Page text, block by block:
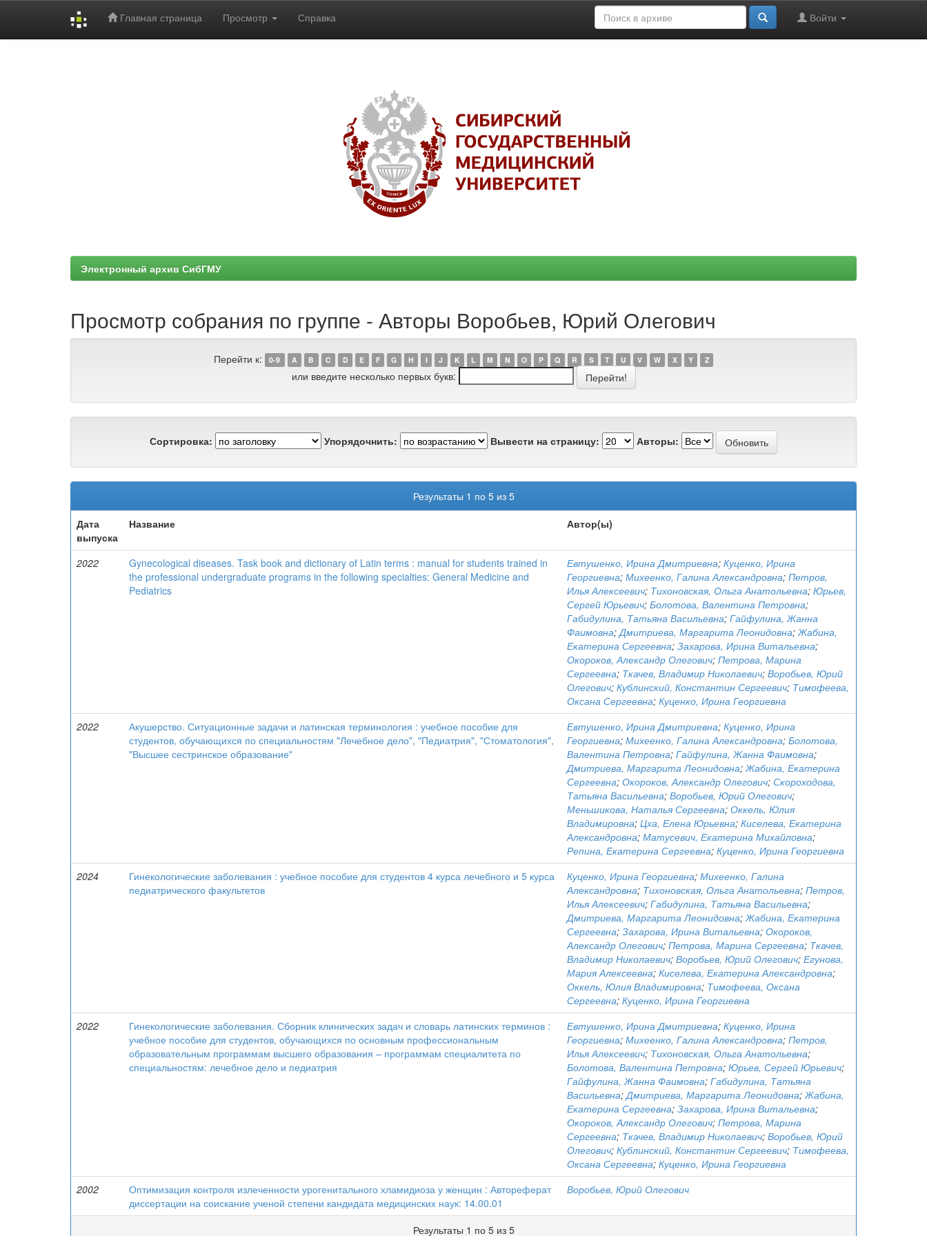
Главная страница Просмотр Справка Войти
Электронный архив СибГМУ
Просмотр собрания по группе - Авторы Воробьев, Юрий Олегович
Перейти к: 0-9 A B C D E F G H I J K L M N O P Q R S T U V W X Y Z
или введите несколько первых букв:
Сортировка: Упорядочнить: Вывести на страницу: Авторы:
Результаты 1 по 5 из 5
Дата
выпуска
Название Автор(ы)
2022
Gynecological diseases. Task book and dictionary of Latin terms : manual for students trained in
the professional undergraduate programs in the following specialties: General Medicine and
Pediatrics
Евтушенко, Ирина Дмитриевна; Куценко, Ирина
Георгиевна; Михеенко, Галина Александровна; Петров,
Илья Алексеевич; Тихоновская, Ольга Анатольевна; Юрьев,
Сергей Юрьевич; Болотова, Валентина Петровна;
Габидулина, Татьяна Васильевна; Гайфулина, Жанна
Фаимовна;Дмитриева, Маргарита Леонидовна;Жабина,
Екатерина Сергеевна; Захарова, Ирина Витальевна;
Окороков, Александр Олегович; Петрова, Марина
Сергеевна; Ткачев, Владимир Николаевич; Воробьев, Юрий
Олегович; Кублинский, Константин Сергеевич; Тимофеева,
Оксана Сергеевна; Куценко, Ирина Георгиевна
2022
Акушерство. Ситуационные задачи и латинская терминология : учебное пособие для
студентов, обучающихся по специальностям "Лечебное дело", "Педиатрия", "Стоматология",
"Высшее сестринское образование"
Евтушенко, Ирина Дмитриевна; Куценко, Ирина
Георгиевна; Михеенко, Галина Александровна; Болотова,
Валентина Петровна; Гайфулина, Жанна Фаимовна;
Дмитриева, Маргарита Леонидовна;Жабина, Екатерина
Сергеевна; Окороков, Александр Олегович; Скороходова,
Татьяна Васильевна; Воробьев, Юрий Олегович;
Меньшикова, Наталья Сергеевна; Оккель, Юлия
Владимировна; Цха, Елена Юрьевна; Киселева, Екатерина
Александровна; Матусевич, Екатерина Михайловна;
Репина, Екатерина Сергеевна; Куценко, Ирина Георгиевна
2024
Гинекологические заболевания : учебное пособие для студентов 4 курса лечебного и 5 курса
педиатрического факультетов
Куценко, Ирина Георгиевна; Михеенко, Галина
Александровна; Тихоновская, Ольга Анатольевна; Петров,
Илья Алексеевич; Габидулина, Татьяна Васильевна;
Дмитриева, Маргарита Леонидовна;Жабина, Екатерина
Сергеевна; Захарова, Ирина Витальевна; Окороков,
Александр Олегович; Петрова, Марина Сергеевна; Ткачев,
Владимир Николаевич; Воробьев, Юрий Олегович; Егунова,
Мария Алексеевна; Киселева, Екатерина Александровна;
Оккель, Юлия Владимировна; Тимофеева, Оксана
Сергеевна; Куценко, Ирина Георгиевна
2022
Гинекологические заболевания. Сборник клинических задач и словарь латинских терминов :
учебное пособие для студентов, обучающихся по основным профессиональным
образовательным программам высшего образования – программам специалитета по
специальностям: лечебное дело и педиатрия
Евтушенко, Ирина Дмитриевна; Куценко, Ирина
Георгиевна; Михеенко, Галина Александровна; Петров,
Илья Алексеевич; Тихоновская, Ольга Анатольевна;
Болотова, Валентина Петровна; Юрьев, Сергей Юрьевич;
Гайфулина, Жанна Фаимовна; Габидулина, Татьяна
Васильевна;Дмитриева, Маргарита Леонидовна;Жабина,
Екатерина Сергеевна; Захарова, Ирина Витальевна;
Окороков, Александр Олегович; Петрова, Марина
Сергеевна; Ткачев, Владимир Николаевич; Воробьев, Юрий
Олегович; Кублинский, Константин Сергеевич; Тимофеева,
Оксана Сергеевна; Куценко, Ирина Георгиевна
2002
Оптимизация контроля излеченности урогенитального хламидиоза у женщин : Автореферат
диссертации на соискание ученой степени кандидата медицинских наук: 14.00.01
Воробьев, Юрий Олегович
Результаты 1 по 5 из 5